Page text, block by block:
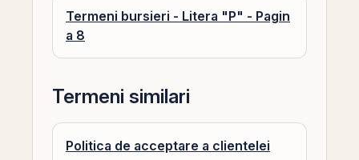
Termeni bursieri - Litera "P" - Pagin
a 8
Termeni similari
Politica de acceptare a clientelei